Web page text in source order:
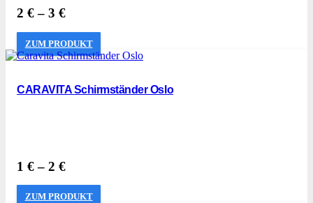
2 €– 3 €
ZUM PRODUKT
CARAVITA Schirmständer Oslo
1 €– 2 €
ZUM PRODUKT